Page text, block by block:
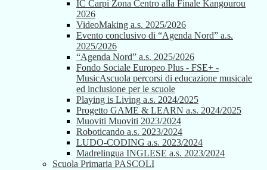
IC Carpi Zona Centro alla Finale Kangourou
2026
VideoMaking a.s. 2025/2026
Evento conclusivo di “Agenda Nord” a.s.
2025/2026
“Agenda Nord” a.s. 2025/2026
Fondo Sociale Europeo Plus - FSE+ -
MusicAscuola percorsi di educazione musicale
ed inclusione per le scuole
Playing is Living a.s. 2024/2025
Progetto GAME & LEARN a.s. 2024/2025
Muoviti Muoviti 2023/2024
Roboticando a.s. 2023/2024
LUDO-CODING a.s. 2023/2024
Madrelingua INGLESE a.s. 2023/2024
Scuola Primaria PASCOLI